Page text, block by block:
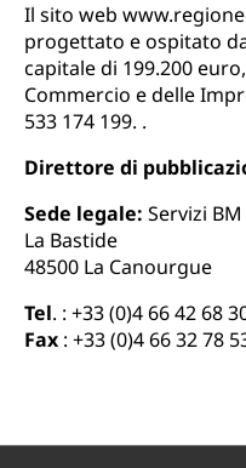
Il sito web
progettato e ospitato
capitale di 199.200
Commercio e delle
533 174 199. .
Direttore di
Sede legale: Servizi BM
La Bastide
48500 La Canourgue
Tel. : +33 (0)4 66 42 68
Fax : +33 (0)4 66 32 78